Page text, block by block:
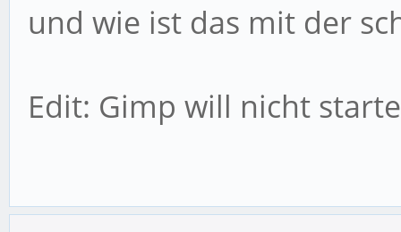
und wie ist das mit der
Edit: Gimp will nicht